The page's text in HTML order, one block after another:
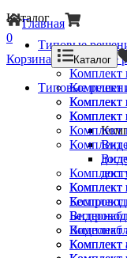
Каталог
Типовые
Типовые
Комплект
Комплект
Комплект
Комплект
Комплект
Комплект
Комплект
Комплект
Главная
0
Корзина
Каталог
Типовые
Комплект
Комплект
Комплект
Комплект
Комплект
Комплект
Комплект